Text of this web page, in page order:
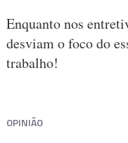
Enquanto nos
desviam o foco do
trabalho!
OPINIÃO